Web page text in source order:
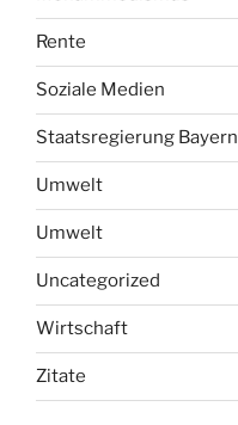
Rente
Soziale Medien
Staatsregierung Bayern
Umwelt
Umwelt
Uncategorized
Wirtschaft
Zitate